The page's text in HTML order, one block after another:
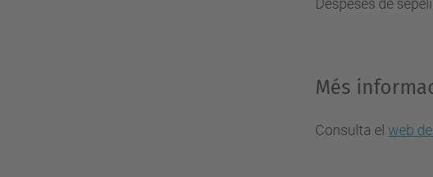
Despeses de
Més
Consulta el web